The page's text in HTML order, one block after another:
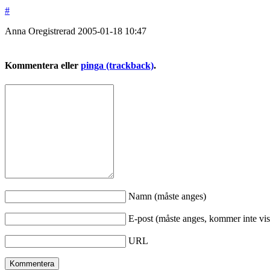
#
Anna Oregistrerad 2005-01-18 10:47
Kommentera eller pinga (trackback).
Namn (måste anges)
E-post (måste anges, kommer inte
URL